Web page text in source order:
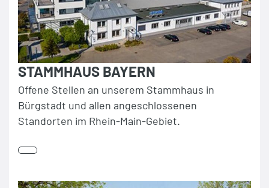
STAMMHAUS BAYERN
Offene Stellen an unserem Stammhaus in
Bürgstadt und allen angeschlossenen
Standorten im Rhein-Main-Gebiet.